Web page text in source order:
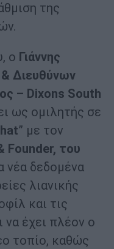
της
ο Γιάννης
Διευθύνων
– Dixons South
ως ομιλητής σε
” με τον
Founder, του
νέα δεδομένα
λιανικής
και τις
να έχει πλέον ο
τοπίο, καθώς